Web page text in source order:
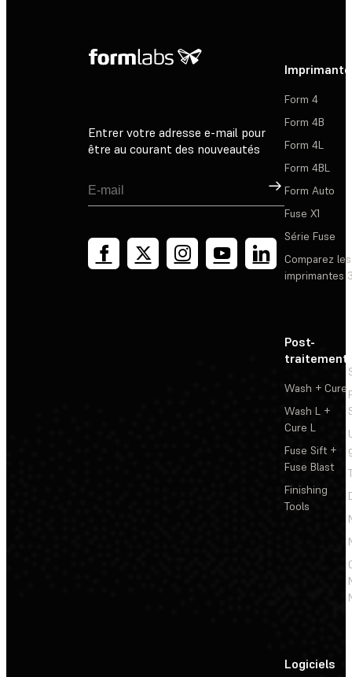
Entrer votre adresse e-mail pour
être au courant des nouveautés
Inscription
Form 4
Form 4B
Form 4L
Form 4BL
Form Auto
Fuse X1
Série Fuse
Comparez les
imprimantes
Post-
traitement
Wash + Cure
Wash L +
Cure L
Fuse Sift +
Fuse Blast
Finishing
Tools
Logiciels